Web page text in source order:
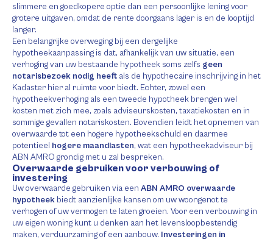
slimmere en goedkopere optie dan een persoonlijke lening voor
grotere uitgaven, omdat de rente doorgaans lager is en de looptijd
langer.
Een belangrijke overweging bij een dergelijke
hypotheekaanpassing is dat, afhankelijk van uw situatie, een
verhoging van uw bestaande hypotheek soms zelfs geen
notarisbezoek nodig heeft als de hypothecaire inschrijving in het
Kadaster hier al ruimte voor biedt. Echter, zowel een
hypotheekverhoging als een tweede hypotheek brengen wel
kosten met zich mee, zoals adviseurskosten, taxatiekosten en in
sommige gevallen notariskosten. Bovendien leidt het opnemen van
overwaarde tot een hogere hypotheekschuld en daarmee
potentieel hogere maandlasten, wat een hypotheekadviseur bij
ABN AMRO grondig met u zal bespreken.
Overwaarde gebruiken voor verbouwing of
investering
Uw overwaarde gebruiken via een ABN AMRO overwaarde
hypotheek biedt aanzienlijke kansen om uw woongenot te
verhogen of uw vermogen te laten groeien. Voor een verbouwing in
uw eigen woning kunt u denken aan het levensloopbestendig
maken, verduurzaming of een aanbouw. Investeringen in